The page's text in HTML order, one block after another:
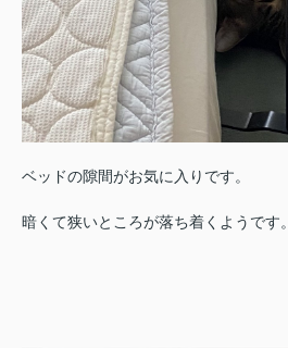
ベッドの隙間がお気に入りです。
暗くて狭いところが落ち着くようです。